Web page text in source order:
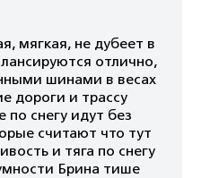
мягкая, не дубеет в
отлично,
шинами в весах
дороги и трассу
снегу идут без
считают что тут
и тяга по снегу
Брина тише